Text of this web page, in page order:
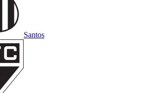
Santos